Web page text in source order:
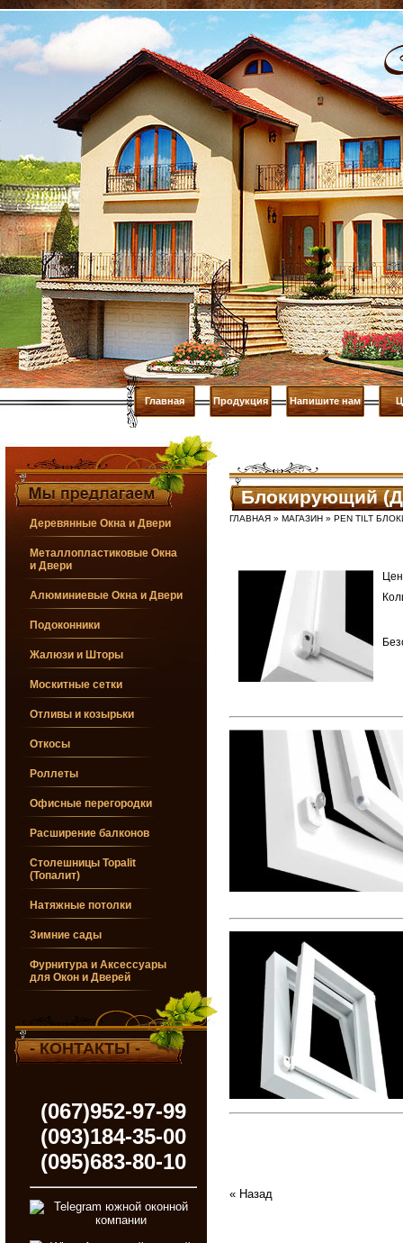
Главная Продукция Напишите нам
Деревянные Окна и Двери
Металлопластиковые Окна
и Двери
Алюминиевые Окна и Двери
Подоконники
Жалюзи и Шторы
Москитные сетки
Отливы и козырьки
Откосы
Роллеты
Офисные перегородки
Расширение балконов
Столешницы Topalit
(Топалит)
Натяжные потолки
Зимние сады
Фурнитура и Аксессуары
для Окон и Дверей
- КОНТАКТЫ -
(067)952-97-99
(093)184-35-00
(095)683-80-10
Блокирующий
ГЛАВНАЯ » МАГАЗИН » PEN TILT
« Назад